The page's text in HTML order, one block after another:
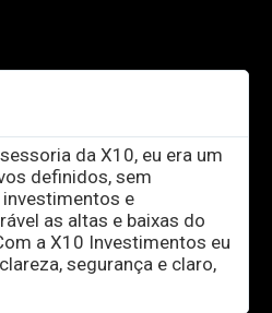
da X10, eu era um
definidos, sem
e
as altas e baixas do
a X10 Investimentos eu
segurança e claro,